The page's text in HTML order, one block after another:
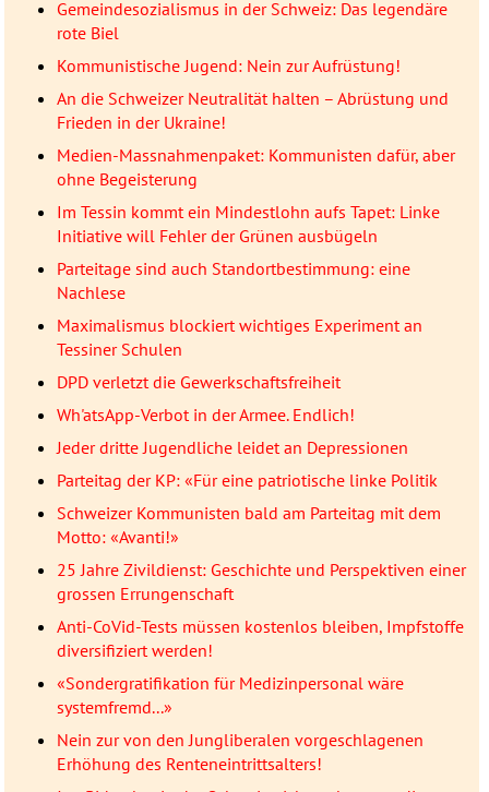
Gemeindesozialismus in der Schweiz: Das legendäre
rote Biel
Kommunistische Jugend: Nein zur Aufrüstung!
An die Schweizer Neutralität halten – Abrüstung und
Frieden in der Ukraine!
Medien-Massnahmenpaket: Kommunisten dafür, aber
ohne Begeisterung
Im Tessin kommt ein Mindestlohn aufs Tapet: Linke
Initiative will Fehler der Grünen ausbügeln
Parteitage sind auch Standortbestimmung: eine
Nachlese
Maximalismus blockiert wichtiges Experiment an
Tessiner Schulen
DPD verletzt die Gewerkschaftsfreiheit
Wh'atsApp-Verbot in der Armee. Endlich!
Jeder dritte Jugendliche leidet an Depressionen
Parteitag der KP: «Für eine patriotische linke Politik
Schweizer Kommunisten bald am Parteitag mit dem
Motto: «Avanti!»
25 Jahre Zivildienst: Geschichte und Perspektiven einer
grossen Errungenschaft
Anti-CoVid-Tests müssen kostenlos bleiben, Impfstoffe
diversifiziert werden!
«Sondergratifikation für Medizinpersonal wäre
systemfremd...»
Nein zur von den Jungliberalen vorgeschlagenen
Erhöhung des Renteneintrittsalters!